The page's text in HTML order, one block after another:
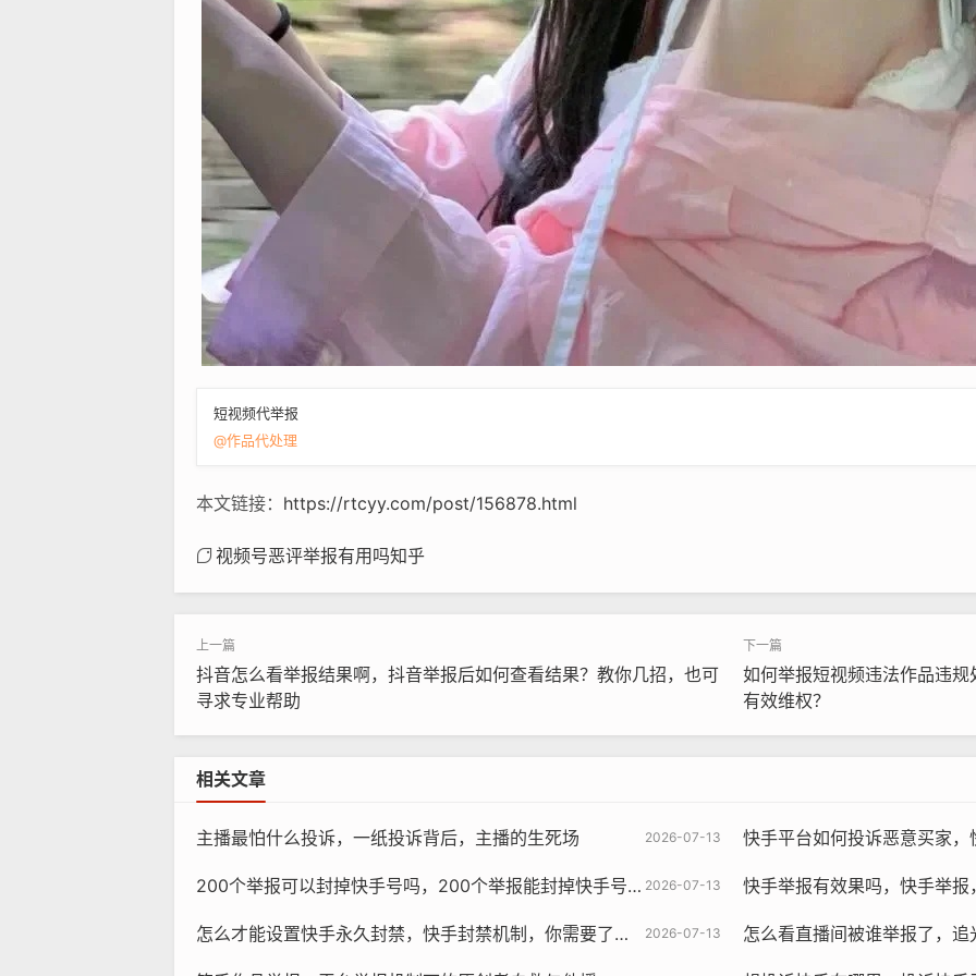
短视频代举报
@作品代处理
本文链接： https://rtcyy.com/post/156878.html
视频号恶评举报有用吗知乎
抖音怎么看举报结果啊，抖音举报后如何查看结果？教你几招，也可
寻求专业帮助
如何举报短视频违法作品违
有效维权？
相关文章
2026-07-13
主播最怕什么投诉，一纸投诉背后，主播的生死场 快手平台如何投诉恶意买家，快手商家遭遇恶
2026-07-13
200个举报可以封掉快手号吗，200个举报能封掉快手号吗？别被集火谣言误导了 快手举报有效果吗，快手举报，
2026-07-13
怎么才能设置快手永久封禁，快手封禁机制，你需要了解的那些事 怎么看直播间被谁举报了，追光背后